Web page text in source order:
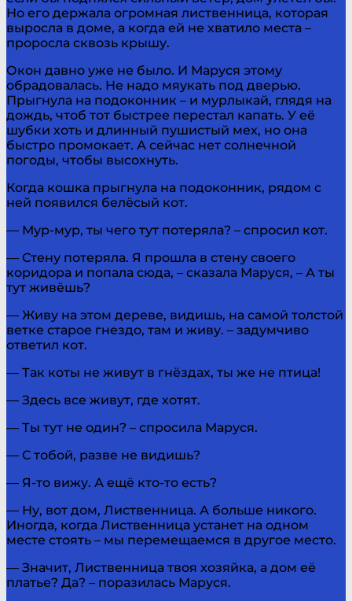
Но его держала огромная лиственница, которая
выросла в доме, а когда ей не хватило места –
проросла сквозь крышу.
Окон давно уже не было. И Маруся этому
обрадовалась. Не надо мяукать под дверью.
Прыгнула на подоконник – и мурлыкай, глядя на
дождь, чтоб тот быстрее перестал капать. У её
шубки хоть и длинный пушистый мех, но она
быстро промокает. А сейчас нет солнечной
погоды, чтобы высохнуть.
Когда кошка прыгнула на подоконник, рядом с
ней появился белёсый кот.
— Мур-мур, ты чего тут потеряла? – спросил кот.
— Стену потеряла. Я прошла в стену своего
коридора и попала сюда, – сказала Маруся, – А ты
тут живёшь?
— Живу на этом дереве, видишь, на самой толстой
ветке старое гнездо, там и живу. – задумчиво
ответил кот.
— Так коты не живут в гнёздах, ты же не птица!
— Здесь все живут, где хотят.
— Ты тут не один? – спросила Маруся.
— С тобой, разве не видишь?
— Я-то вижу. А ещё кто-то есть?
— Ну, вот дом, Лиственница. А больше никого.
Иногда, когда Лиственница устанет на одном
месте стоять – мы перемещаемся в другое место.
— Значит, Лиственница твоя хозяйка, а дом её
платье? Да? – поразилась Маруся.